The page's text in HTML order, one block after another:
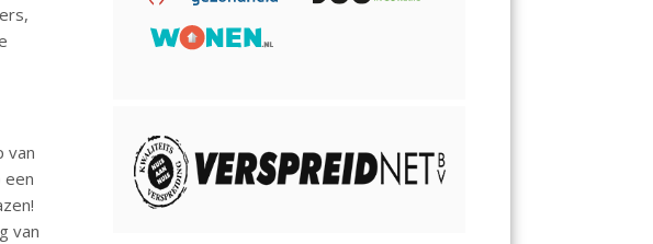
van
een
van